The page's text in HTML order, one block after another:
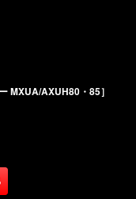
MXUA/AXUH80・85］